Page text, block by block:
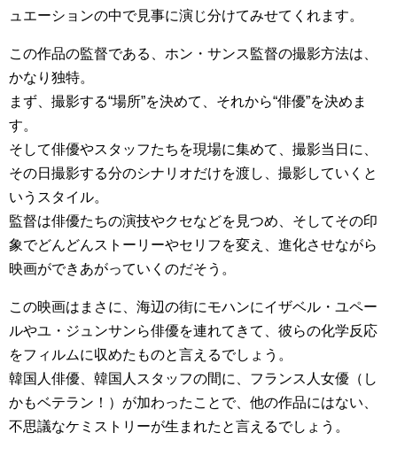
ュエーションの中で見事に演じ分けてみせてくれます。
この作品の監督である、ホン・サンス監督の撮影方法は、
かなり独特。
まず、撮影する“場所”を決めて、それから“俳優”を決めま
す。
そして俳優やスタッフたちを現場に集めて、撮影当日に、
その日撮影する分のシナリオだけを渡し、撮影していくと
いうスタイル。
監督は俳優たちの演技やクセなどを見つめ、そしてその印
象でどんどんストーリーやセリフを変え、進化させながら
映画ができあがっていくのだそう。
この映画はまさに、海辺の街にモハンにイザベル・ユペー
ルやユ・ジュンサンら俳優を連れてきて、彼らの化学反応
をフィルムに収めたものと言えるでしょう。
韓国人俳優、韓国人スタッフの間に、フランス人女優（し
かもベテラン！）が加わったことで、他の作品にはない、
不思議なケミストリーが生まれたと言えるでしょう。